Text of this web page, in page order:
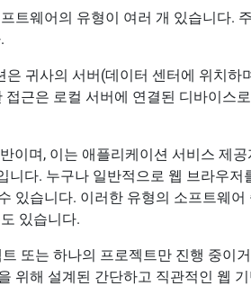
트웨어의 유형이 여러 개 있습니다.
귀사의 서버(데이터 센터에 위치하
근은 로컬 서버에 연결된 디바이스
이며, 이는 애플리케이션 서비스 제공
다. 누구나 일반적으로 웹 브라우저
있습니다. 이러한 유형의 소프트웨어
있습니다.
또는 하나의 프로젝트만 진행 중이
위해 설계된 간단하고 직관적인 웹